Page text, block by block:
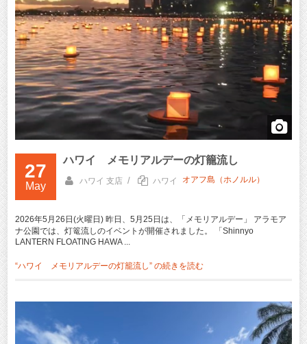
27
May
ハワイ メモリアルデーの灯籠流し
ハワイ 支店 / ハワイ オアフ島（ホノルル）
2026年5月26日(火曜日) 昨日、5月25日は、「メモリアルデー」 アラモア
ナ公園では、灯篭流しのイベントが開催されました。 「Shinnyo
LANTERN FLOATING HAWA ...
“ハワイ メモリアルデーの灯籠流し” の続きを読む